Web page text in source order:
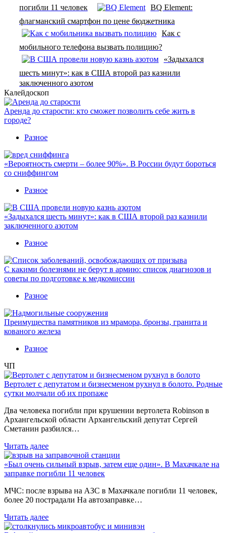
погибли 11 человек
BQ Element:
флагманский смартфон по цене бюджетника
Как с
мобильного телефона вызвать полицию?
«Задыхался
шесть минут»: как в США второй раз казнили
заключенного азотом
Калейдоскоп
Аренда до старости: кто сможет позволить себе жить в
городе?
Разное
«Вероятность смерти – более 90%». В России будут бороться
со сниффингом
Разное
«Задыхался шесть минут»: как в США второй раз казнили
заключенного азотом
Разное
С какими болезнями не берут в армию: список диагнозов и
советы по подготовке к медкомиссии
Разное
Преимущества памятников из мрамора, бронзы, гранита и
кованого железа
Разное
ЧП
Вертолет с депутатом и бизнесменом рухнул в болото. Родные
сутки молчали об их пропаже
Два человека погибли при крушении вертолета Robinson в
Архангельской области Архангельский депутат Сергей
Сметанин разбился…
Читать далее
«Был очень сильный взрыв, затем еще один». В Махачкале на
заправке погибли 11 человек
МЧС: после взрыва на АЗС в Махачкале погибли 11 человек,
более 20 пострадали На автозаправке…
Читать далее